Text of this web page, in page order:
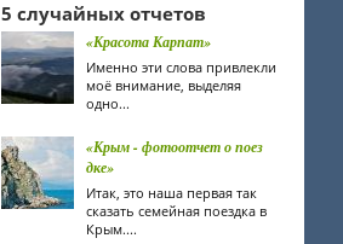
5 случайных отчетов
«Красота Карпат»
Именно эти слова привлекли
моё внимание, выделяя
одно...
«Крым - фотоотчет о поез
дке»
Итак, это наша первая так
сказать семейная поездка в
Крым....